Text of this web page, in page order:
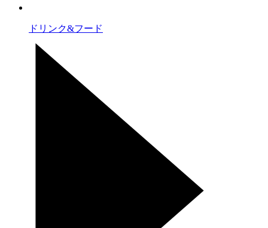
ドリンク&フード